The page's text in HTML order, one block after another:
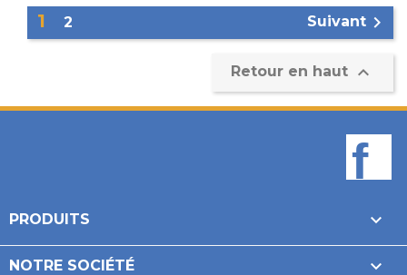
1 2 Suivant 
Retour en haut 
PRODUITS 
NOTRE SOCIÉTÉ 